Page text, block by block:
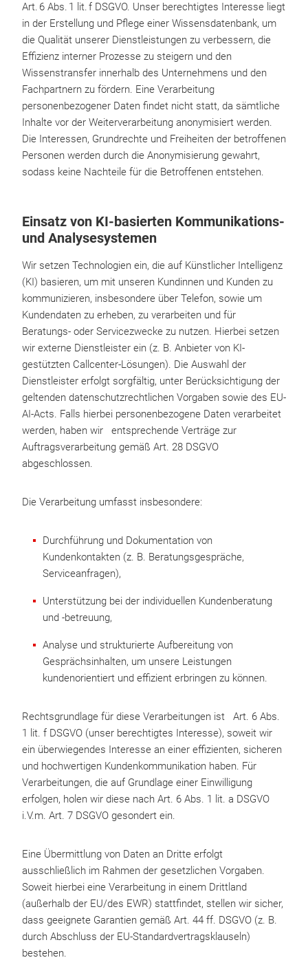
Art. 6 Abs. 1 lit. f DSGVO. Unser berechtigtes Interesse liegt
in der Erstellung und Pflege einer Wissensdatenbank, um
die Qualität unserer Dienstleistungen zu verbessern, die
Effizienz interner Prozesse zu steigern und den
Wissenstransfer innerhalb des Unternehmens und den
Fachpartnern zu fördern. Eine Verarbeitung
personenbezogener Daten findet nicht statt, da sämtliche
Inhalte vor der Weiterverarbeitung anonymisiert werden.
Die Interessen, Grundrechte und Freiheiten der betroffenen
Personen werden durch die Anonymisierung gewahrt,
sodass keine Nachteile für die Betroffenen entstehen.
Einsatz von KI-basierten Kommunikations-
und Analysesystemen
Wir setzen Technologien ein, die auf Künstlicher Intelligenz
(KI) basieren, um mit unseren Kundinnen und Kunden zu
kommunizieren, insbesondere über Telefon, sowie um
Kundendaten zu erheben, zu verarbeiten und für
Beratungs- oder Servicezwecke zu nutzen. Hierbei setzen
wir externe Dienstleister ein (z. B. Anbieter von KI-
gestützten Callcenter-Lösungen). Die Auswahl der
Dienstleister erfolgt sorgfältig, unter Berücksichtigung der
geltenden datenschutzrechtlichen Vorgaben sowie des EU-
AI-Acts. Falls hierbei personenbezogene Daten verarbeitet
werden, haben wir entsprechende Verträge zur
Auftragsverarbeitung gemäß Art. 28 DSGVO
abgeschlossen.
Die Verarbeitung umfasst insbesondere:
Durchführung und Dokumentation von
Kundenkontakten (z. B. Beratungsgespräche,
Serviceanfragen),
Unterstützung bei der individuellen Kundenberatung
und -betreuung,
Analyse und strukturierte Aufbereitung von
Gesprächsinhalten, um unsere Leistungen
kundenorientiert und effizient erbringen zu können.
Rechtsgrundlage für diese Verarbeitungen ist Art. 6 Abs.
1 lit. f DSGVO (unser berechtigtes Interesse), soweit wir
ein überwiegendes Interesse an einer effizienten, sicheren
und hochwertigen Kundenkommunikation haben. Für
Verarbeitungen, die auf Grundlage einer Einwilligung
erfolgen, holen wir diese nach Art. 6 Abs. 1 lit. a DSGVO
i.V.m. Art. 7 DSGVO gesondert ein.
Eine Übermittlung von Daten an Dritte erfolgt
ausschließlich im Rahmen der gesetzlichen Vorgaben.
Soweit hierbei eine Verarbeitung in einem Drittland
(außerhalb der EU/des EWR) stattfindet, stellen wir sicher,
dass geeignete Garantien gemäß Art. 44 ff. DSGVO (z. B.
durch Abschluss der EU-Standardvertragsklauseln)
bestehen.